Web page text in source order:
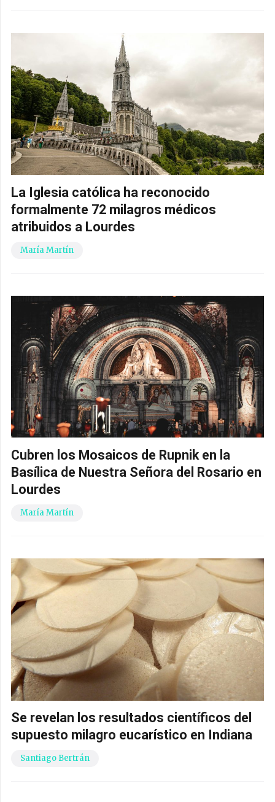
La Iglesia católica ha reconocido
formalmente 72 milagros médicos
atribuidos a Lourdes
María Martín
Cubren los Mosaicos de Rupnik en la
Basílica de Nuestra Señora del Rosario en
Lourdes
María Martín
Se revelan los resultados científicos del
supuesto milagro eucarístico en Indiana
Santiago Bertrán